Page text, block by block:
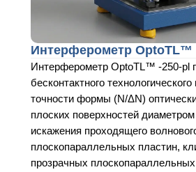
Интерферометр OptoTL™
Интерферометр OptoTL™ -250-pl
бесконтактного технологического
точности формы (N/ΔN)
плоских поверхностей
искажения проходящего
плоскопараллельных пластин,
прозрачных